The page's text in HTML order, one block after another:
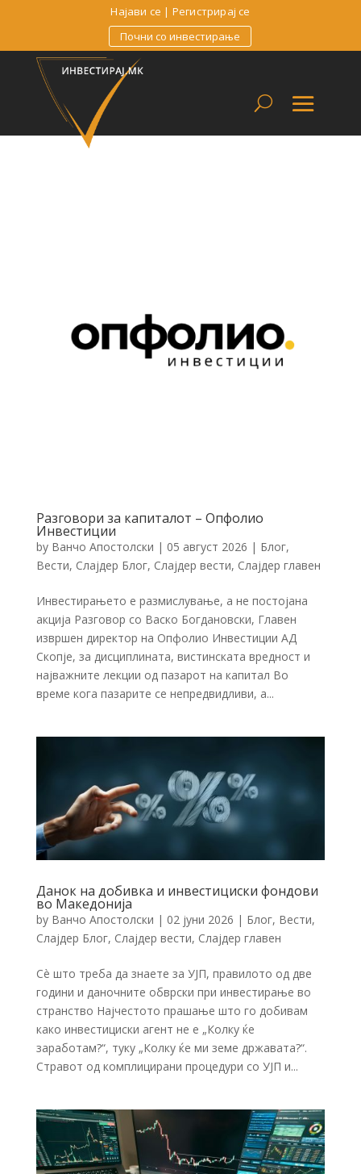
Најави се | Регистрирај се
Почни со инвестирање
Разговори за капиталот – Опфолио
Инвестиции
by Ванчо Апостолски | 05 август 2026 | Блог,
Вести, Слајдер Блог, Слајдер вести, Слајдер главен
Инвестирањето е размислување, а не постојана
акција Разговор со Васко Богдановски, Главен
извршен директор на Опфолио Инвестиции АД
Скопје, за дисциплината, вистинската вредност и
најважните лекции од пазарот на капитал Во
време кога пазарите се непредвидливи, а...
Данок на добивка и инвестициски фондови
во Македонија
by Ванчо Апостолски | 02 јуни 2026 | Блог, Вести,
Слајдер Блог, Слајдер вести, Слајдер главен
Сè што треба да знаете за УЈП, правилото од две
години и даночните обврски при инвестирање во
странство Најчестото прашање што го добивам
како инвестициски агент не е „Колку ќе
заработам?“, туку „Колку ќе ми земе државата?“.
Стравот од комплицирани процедури со УЈП и...